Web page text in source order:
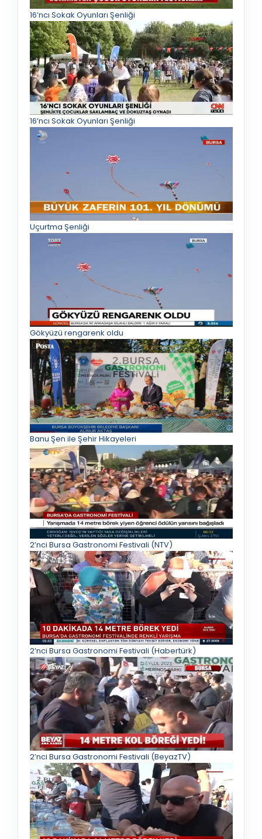
16’ncı Sokak Oyunları Şenliği
16’ncı Sokak Oyunları Şenliği
Uçurtma Şenliği
Gökyüzü rengarenk oldu
Banu Şen ile Şehir Hikayeleri
2’nci Bursa Gastronomi Festivali (NTV)
2’nci Bursa Gastronomi Festivali (Habertürk)
2’nci Bursa Gastronomi Festivali (BeyazTV)